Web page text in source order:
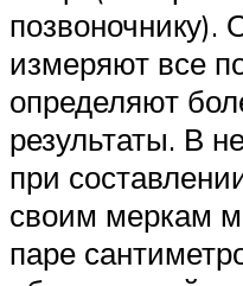
позвоночнику).
измеряют все
определяют
результаты. В
при
своим меркам
паре